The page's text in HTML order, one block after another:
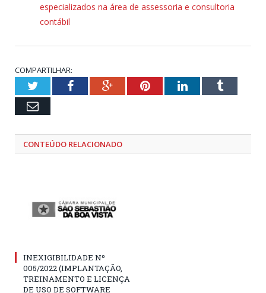
especializados na área de assessoria e consultoria
contábil
COMPARTILHAR:
TwitterFacebookGoogle+PinterestLinkedInTumblr
Email
CONTEÚDO RELACIONADO
INEXIGIBILIDADE Nº
005/2022 (IMPLANTAÇÃO,
TREINAMENTO E LICENÇA
DE USO DE SOFTWARE